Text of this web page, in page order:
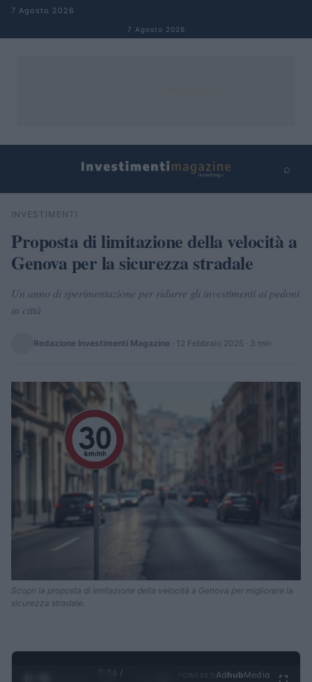
Salta al contenuto
7 Agosto 2026
7 Agosto 2026
⌕
Cerca
INVESTIMENTI
Proposta di limitazione della velocità a
Genova per la sicurezza stradale
Un anno di sperimentazione per ridurre gli investimenti ai pedoni
in città
Redazione Investimenti Magazine · 12 Febbraio 2025 · 3 min
Scopri la proposta di limitazione della velocità a Genova per migliorare la
sicurezza stradale.
0:25 /
Ad hubMedia